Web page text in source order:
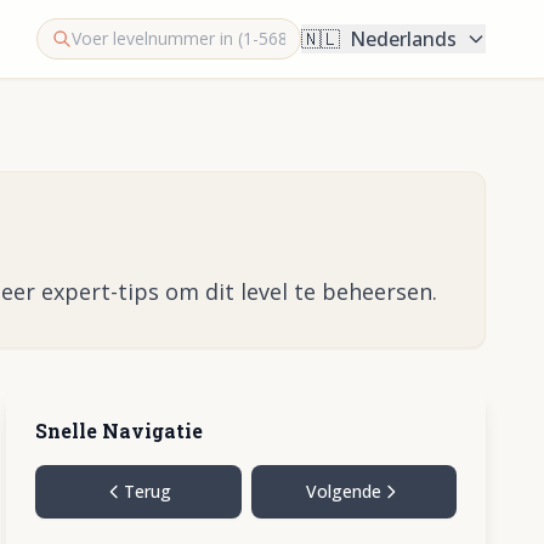
🇳🇱 Nederlands
expert-tips om dit level te beheersen.
Snelle Navigatie
Terug Volgende